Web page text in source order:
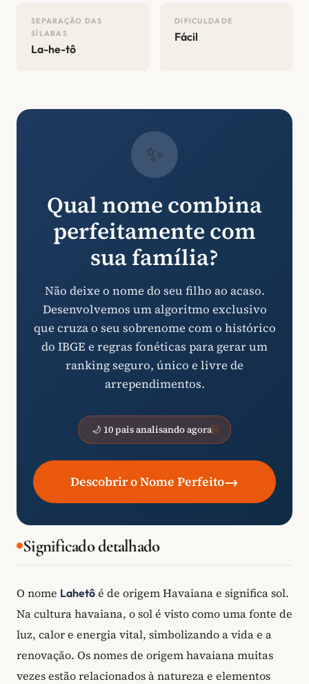
SEPARAÇÃO DAS
SÍLABAS
La-he-tô
DIFICULDADE
Fácil
✨
Qual nome combina
perfeitamente com
sua família?
Não deixe o nome do seu filho ao acaso.
Desenvolvemos um algoritmo exclusivo
que cruza o seu sobrenome com o histórico
do IBGE e regras fonéticas para gerar um
ranking seguro, único e livre de
arrependimentos.
🌙 10 pais analisando agora
Descobrir o Nome Perfeito→
Significado detalhado
O nome Lahetô é de origem Havaiana e significa sol.
Na cultura havaiana, o sol é visto como uma fonte de
luz, calor e energia vital, simbolizando a vida e a
renovação. Os nomes de origem havaiana muitas
vezes estão relacionados à natureza e elementos